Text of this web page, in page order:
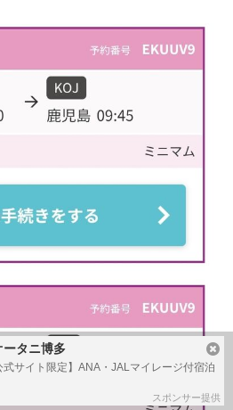
ータニ博多
式サイト限定】ANA・JALマイレージ付宿泊
スポンサー提供